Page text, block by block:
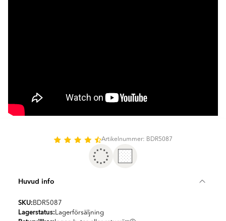
Artikelnummer: BDR5087
Huvud info
SKU: BDR5087
Lagerstatus: Lagerförsäljning